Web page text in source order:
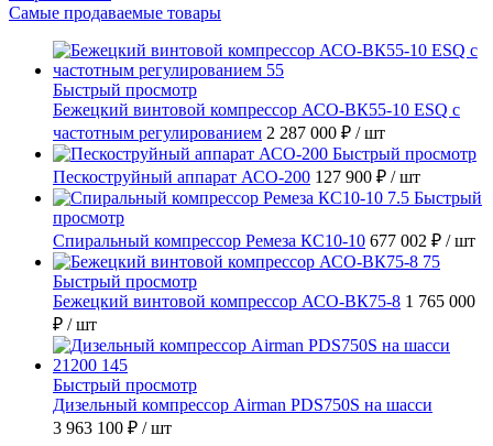
Самые продаваемые товары
Быстрый просмотр
Бежецкий винтовой компрессор АСО-ВК55-10 ESQ с
частотным регулированием 2 287 000 ₽ / шт
Быстрый просмотр
Пескоструйный аппарат АСО-200 127 900 ₽ / шт
Быстрый
просмотр
Спиральный компрессор Ремеза КС10-10 677 002 ₽ / шт
Быстрый просмотр
Бежецкий винтовой компрессор АСО-ВК75-8 1 765 000
₽ / шт
Быстрый просмотр
Дизельный компрессор Airman PDS750S на шасси
3 963 100 ₽ / шт